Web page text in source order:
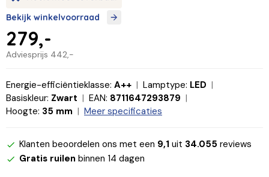
Bekijk winkelvoorraad
Adviesprijs 442,-
279,-
Energie-efficiëntieklasse: A++ Lamptype: LED
Basiskleur: Zwart EAN: 8711647293879
Hoogte: 35 mm Meer specificaties
Klanten beoordelen ons met een 9,1 uit 34.055 reviews
Gratis ruilen binnen 14 dagen